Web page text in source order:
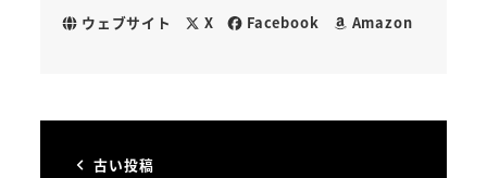
ウェブサイト X Facebook Amazon
古い投稿